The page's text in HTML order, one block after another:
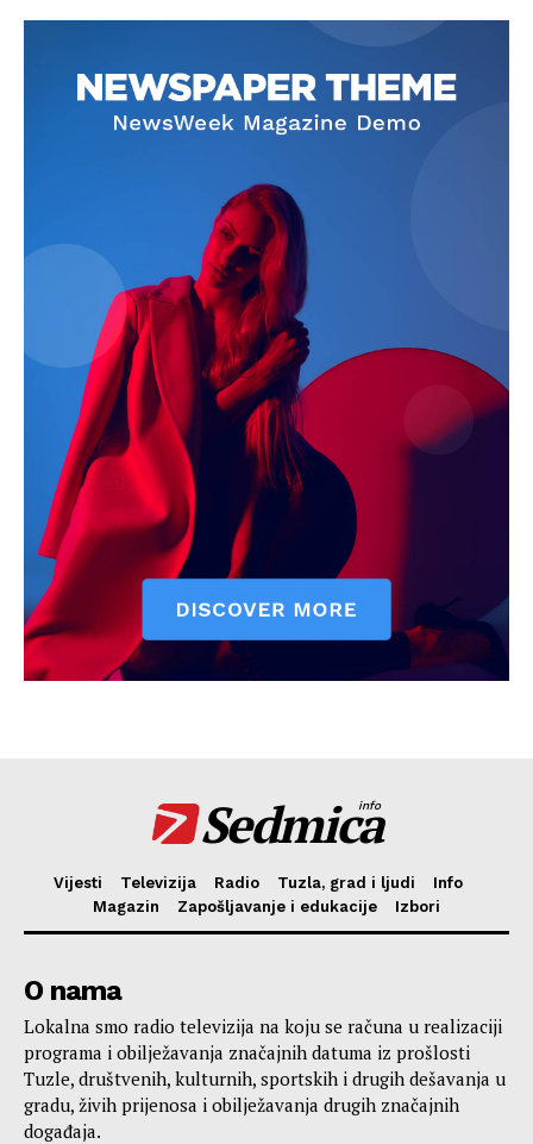
Sedmica
info
Vijesti Televizija Radio Tuzla, grad i ljudi
Info
Magazin
Zapošljavanje i edukacije Izbori
O nama
Lokalna smo radio televizija na koju se računa u realizaciji
programa i obilježavanja značajnih datuma iz prošlosti
Tuzle, društvenih, kulturnih, sportskih i drugih dešavanja u
gradu, živih prijenosa i obilježavanja drugih značajnih
događaja.